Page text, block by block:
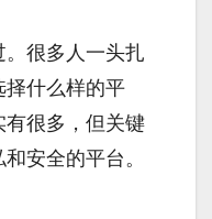
很多人一头扎
择什么样的平
有很多，但关键
安全的平台。